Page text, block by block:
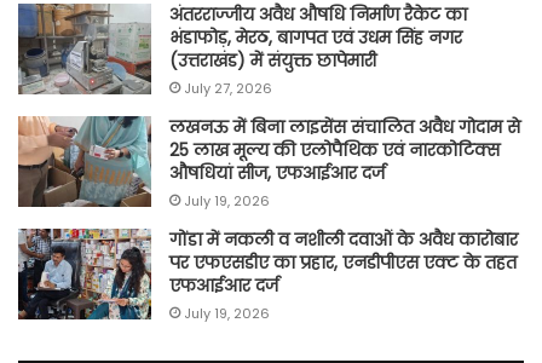
अंतरराज्जीय अवैध औषधि निर्माण रैकेट का
भंडाफोड़, मेरठ, बागपत एवं उधम सिंह नगर
(उत्तराखंड) में संयुक्त छापेमारी
July 27, 2026
लखनऊ में बिना लाइसेंस संचालित अवैध गोदाम से
25 लाख मूल्य की एलोपैथिक एवं नारकोटिक्स
औषधियां सीज, एफआईआर दर्ज
July 19, 2026
गोंडा में नकली व नशीली दवाओं के अवैध कारोबार
पर एफएसडीए का प्रहार, एनडीपीएस एक्ट के तहत
एफआईआर दर्ज
July 19, 2026